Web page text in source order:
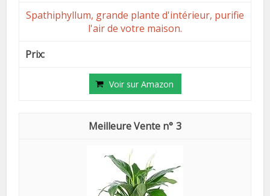
Spathiphyllum, grande plante d'intérieur, purifie
l'air de votre maison.
Voir sur Amazon
3